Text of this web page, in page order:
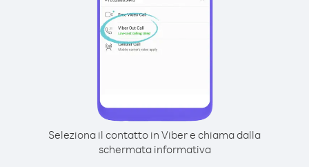
Seleziona il contatto in Viber e chiama dalla
schermata informativa